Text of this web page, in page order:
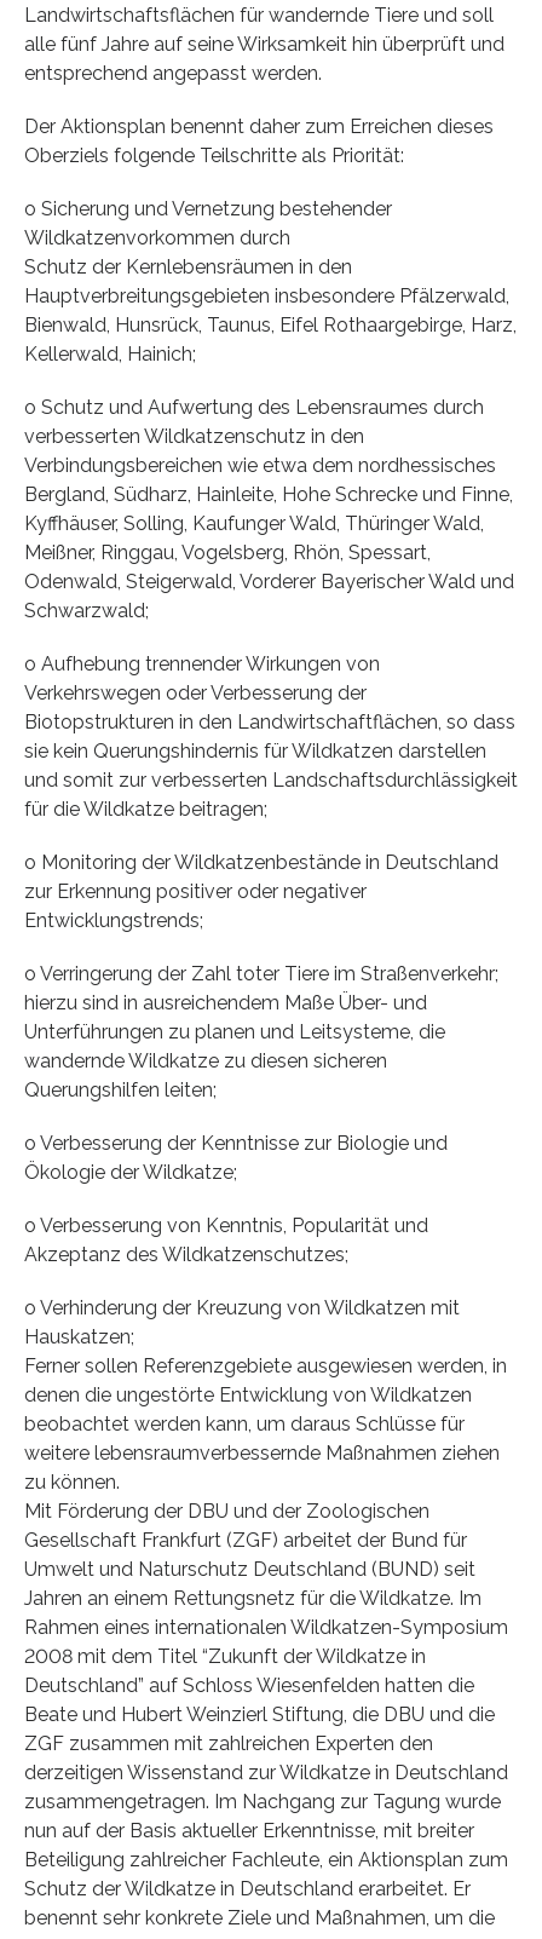
Landwirtschaftsflächen für wandernde Tiere und soll
alle fünf Jahre auf seine Wirksamkeit hin überprüft und
entsprechend angepasst werden.
Der Aktionsplan benennt daher zum Erreichen dieses
Oberziels folgende Teilschritte als Priorität:
o Sicherung und Vernetzung bestehender
Wildkatzenvorkommen durch
Schutz der Kernlebensräumen in den
Hauptverbreitungsgebieten insbesondere Pfälzerwald,
Bienwald, Hunsrück, Taunus, Eifel Rothaargebirge, Harz,
Kellerwald, Hainich;
o Schutz und Aufwertung des Lebensraumes durch
verbesserten Wildkatzenschutz in den
Verbindungsbereichen wie etwa dem nordhessisches
Bergland, Südharz, Hainleite, Hohe Schrecke und Finne,
Kyffhäuser, Solling, Kaufunger Wald, Thüringer Wald,
Meißner, Ringgau, Vogelsberg, Rhön, Spessart,
Odenwald, Steigerwald, Vorderer Bayerischer Wald und
Schwarzwald;
o Aufhebung trennender Wirkungen von
Verkehrswegen oder Verbesserung der
Biotopstrukturen in den Landwirtschaftflächen, so dass
sie kein Querungshindernis für Wildkatzen darstellen
und somit zur verbesserten Landschaftsdurchlässigkeit
für die Wildkatze beitragen;
o Monitoring der Wildkatzenbestände in Deutschland
zur Erkennung positiver oder negativer
Entwicklungstrends;
o Verringerung der Zahl toter Tiere im Straßenverkehr;
hierzu sind in ausreichendem Maße Über- und
Unterführungen zu planen und Leitsysteme, die
wandernde Wildkatze zu diesen sicheren
Querungshilfen leiten;
o Verbesserung der Kenntnisse zur Biologie und
Ökologie der Wildkatze;
o Verbesserung von Kenntnis, Popularität und
Akzeptanz des Wildkatzenschutzes;
o Verhinderung der Kreuzung von Wildkatzen mit
Hauskatzen;
Ferner sollen Referenzgebiete ausgewiesen werden, in
denen die ungestörte Entwicklung von Wildkatzen
beobachtet werden kann, um daraus Schlüsse für
weitere lebensraumverbessernde Maßnahmen ziehen
zu können.
Mit Förderung der DBU und der Zoologischen
Gesellschaft Frankfurt (ZGF) arbeitet der Bund für
Umwelt und Naturschutz Deutschland (BUND) seit
Jahren an einem Rettungsnetz für die Wildkatze. Im
Rahmen eines internationalen Wildkatzen-Symposium
2008 mit dem Titel “Zukunft der Wildkatze in
Deutschland” auf Schloss Wiesenfelden hatten die
Beate und Hubert Weinzierl Stiftung, die DBU und die
ZGF zusammen mit zahlreichen Experten den
derzeitigen Wissenstand zur Wildkatze in Deutschland
zusammengetragen. Im Nachgang zur Tagung wurde
nun auf der Basis aktueller Erkenntnisse, mit breiter
Beteiligung zahlreicher Fachleute, ein Aktionsplan zum
Schutz der Wildkatze in Deutschland erarbeitet. Er
benennt sehr konkrete Ziele und Maßnahmen, um die